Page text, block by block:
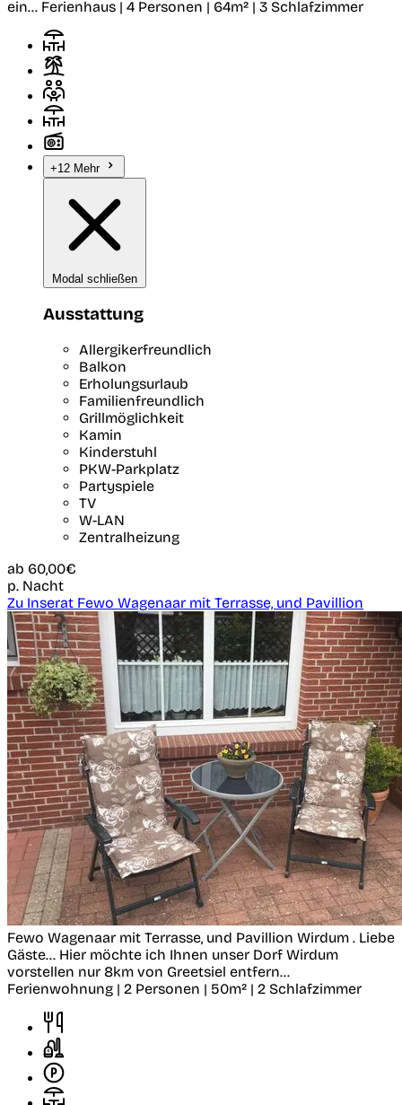
ein... Ferienhaus | 4 Personen | 64m² | 3 Schlafzimmer
+12 Mehr
Modal schließen
Ausstattung
Allergikerfreundlich
Balkon
Erholungsurlaub
Familienfreundlich
Grillmöglichkeit
Kamin
Kinderstuhl
PKW-Parkplatz
Partyspiele
TV
W-LAN
Zentralheizung
ab 60,00€
p. Nacht
Zu Inserat Fewo Wagenaar mit Terrasse, und Pavillion
Fewo Wagenaar mit Terrasse, und Pavillion Wirdum . Liebe
Gäste... Hier möchte ich Ihnen unser Dorf Wirdum
vorstellen nur 8km von Greetsiel entfern...
Ferienwohnung | 2 Personen | 50m² | 2 Schlafzimmer